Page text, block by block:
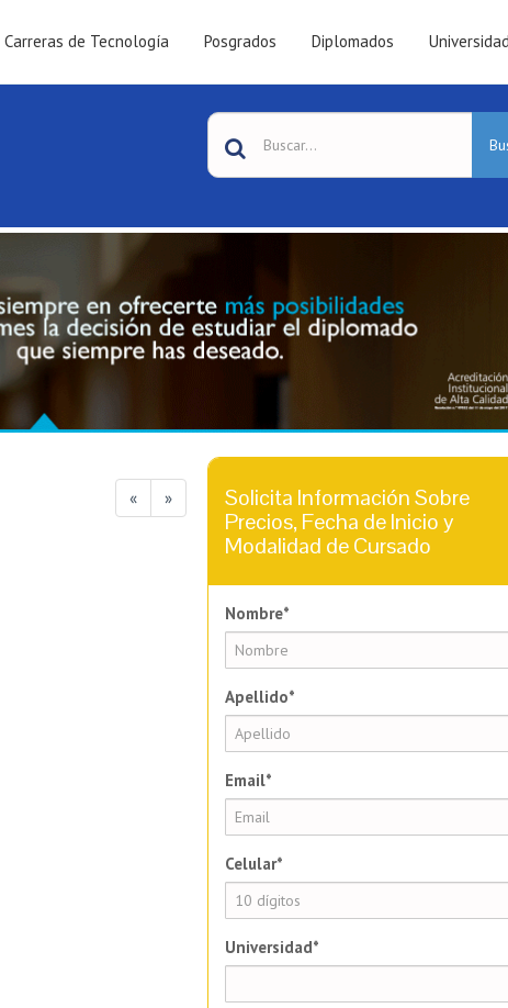
Carreras de Tecnología Posgrados Diplomados
« »
Solicita Información Sobre
Precios, Fecha de Inicio y
Modalidad de Cursado
Nombre*
Apellido*
Email*
Celular*
Universidad*